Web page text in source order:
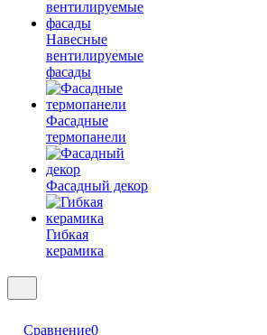
Навесные
вентилируемые
фасады
Фасадные
термопанели
Фасадный декор
Гибкая
керамика
Сравнение0